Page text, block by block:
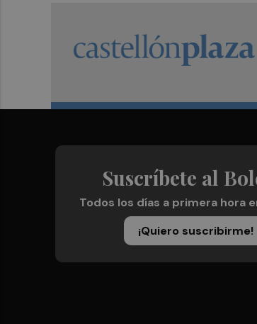
Suscríbete al
Todos los días a primera hora
¡Quiero suscribirme!